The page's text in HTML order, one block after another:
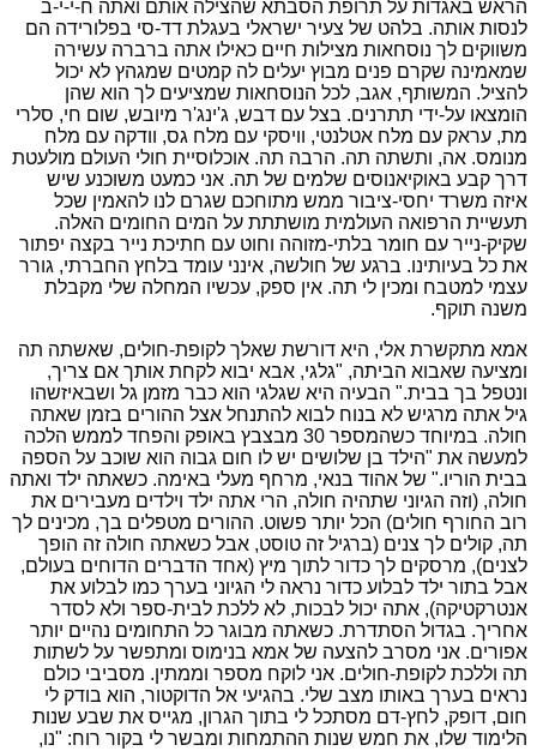
הראש באגדות על תרופת הסבתא שהצילה אותם ואתה ח-י-י-ב
לנסות אותה. בלהט של צעיר ישראלי בעגלת דד-סי בפלורידה הם
משווקים לך נוסחאות מצילות חיים כאילו אתה ברברה עשירה
שמאמינה שקרם פנים מבוץ יעלים לה קמטים שמגהץ לא יכול
להציל. המשותף, אגב, לכל הנוסחאות שמציעים לך הוא שהן
הומצאו על-ידי תתרנים. בצל עם דבש, ג'ינג'ר מיובש, שום חי, סלרי
מת, עראק עם מלח אטלנטי, וויסקי עם מלח גס, וודקה עם מלח
מנומס. אה, ותשתה תה. הרבה תה. אוכלוסיית חולי העולם מולעטת
דרך קבע באוקיאנוסים שלמים של תה. אני כמעט משוכנע שיש
איזה משרד יחסי-ציבור ממש מתוחכם שגרם לנו להאמין שכל
תעשיית הרפואה העולמית מושתתת על המים החומים האלה.
שקיק-נייר עם חומר בלתי-מזוהה וחוט עם חתיכת נייר בקצה יפתור
את כל בעיותינו. ברגע של חולשה, אינני עומד בלחץ החברתי, גורר
עצמי למטבח ומכין לי תה. אין ספק, עכשיו המחלה שלי מקבלת
משנה תוקף.
אמא מתקשרת אלי, היא דורשת שאלך לקופת-חולים, שאשתה תה
ומציעה שאבוא הביתה, "גלגי, אבא יבוא לקחת אותך אם צריך,
ונטפל בך בבית." הבעיה היא שגלגי הוא כבר מזמן גל ושבאיזשהו
גיל אתה מרגיש לא בנוח לבוא להתנחל אצל ההורים בזמן שאתה
חולה. במיוחד כשהמספר 30 מבצבץ באופק והפחד לממש הלכה
למעשה את "הילד בן שלושים יש לו חום גבוה הוא שוכב על הספה
בבית הוריו." של אהוד בנאי, מרחף מעלי באימה. כשאתה ילד ואתה
חולה, (וזה הגיוני שתהיה חולה, הרי אתה ילד וילדים מעבירים את
רוב החורף חולים) הכל יותר פשוט. ההורים מטפלים בך, מכינים לך
תה, קולים לך צנים (ברגיל זה טוסט, אבל כשאתה חולה זה הופך
לצנים), מרסקים לך כדור לתוך מיץ (אחד הדברים הדוחים בעולם,
אבל בתור ילד לבלוע כדור נראה לי הגיוני בערך כמו לבלוע את
אנטרקטיקה), אתה יכול לבכות, לא ללכת לבית-ספר ולא לסדר
אחריך. בגדול הסתדרת. כשאתה מבוגר כל התחומים נהיים יותר
אפורים. אני מסרב להצעה של אמא בנימוס ומתפשר על לשתות
תה וללכת לקופת-חולים. אני לוקח מספר וממתין. מסביבי כולם
נראים בערך באותו מצב שלי. בהגיעי אל הדוקטור, הוא בודק לי
חום, דופק, לחץ-דם מסתכל לי בתוך הגרון, מגייס את שבע שנות
הלימוד שלו, את חמש שנות ההתמחות ומבשר לי בקור רוח: "נו,